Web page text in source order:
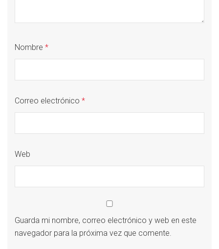
Nombre *
Correo electrónico *
Web
Guarda mi nombre, correo electrónico y web en este
navegador para la próxima vez que comente.